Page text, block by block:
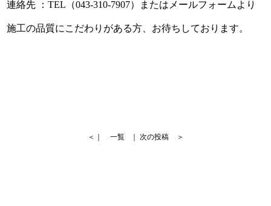
連絡先 ：TEL（043-310-7907）またはメールフォームより
施工の品質にこだわりがある方、お待ちしております。
＜｜ 一覧 ｜ 次の投稿 ＞